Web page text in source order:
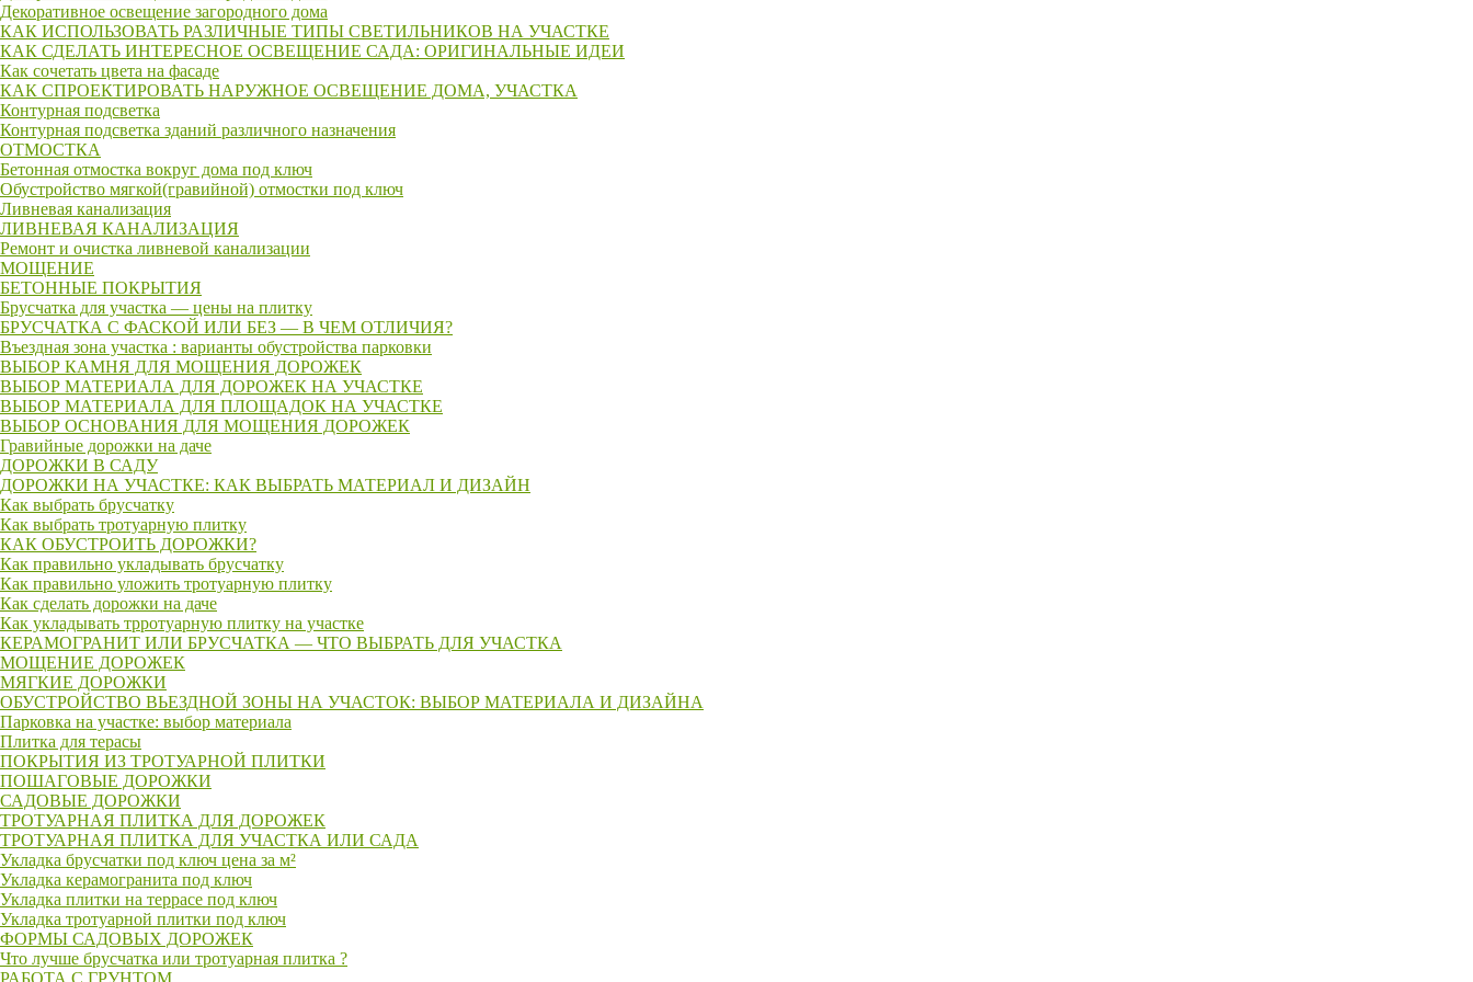
Декоративное освещение загородного дома
КАК ИСПОЛЬЗОВАТЬ РАЗЛИЧНЫЕ ТИПЫ СВЕТИЛЬНИКОВ НА УЧАСТКЕ
КАК СДЕЛАТЬ ИНТЕРЕСНОЕ ОСВЕЩЕНИЕ САДА: ОРИГИНАЛЬНЫЕ ИДЕИ
Как сочетать цвета на фасаде
КАК СПРОЕКТИРОВАТЬ НАРУЖНОЕ ОСВЕЩЕНИЕ ДОМА, УЧАСТКА
Контурная подсветка
Контурная подсветка зданий различного назначения
ОТМОСТКА
Бетонная отмостка вокруг дома под ключ
Обустройство мягкой(гравийной) отмостки под ключ
Ливневая канализация
ЛИВНЕВАЯ КАНАЛИЗАЦИЯ
Ремонт и очистка ливневой канализации
МОЩЕНИЕ
БЕТОННЫЕ ПОКРЫТИЯ
Брусчатка для участка — цены на плитку
БРУСЧАТКА С ФАСКОЙ ИЛИ БЕЗ — В ЧЕМ ОТЛИЧИЯ?
Въездная зона участка : варианты обустройства парковки
ВЫБОР КАМНЯ ДЛЯ МОЩЕНИЯ ДОРОЖЕК
ВЫБОР МАТЕРИАЛА ДЛЯ ДОРОЖЕК НА УЧАСТКЕ
ВЫБОР МАТЕРИАЛА ДЛЯ ПЛОЩАДОК НА УЧАСТКЕ
ВЫБОР ОСНОВАНИЯ ДЛЯ МОЩЕНИЯ ДОРОЖЕК
Гравийные дорожки на даче
ДОРОЖКИ В САДУ
ДОРОЖКИ НА УЧАСТКЕ: КАК ВЫБРАТЬ МАТЕРИАЛ И ДИЗАЙН
Как выбрать брусчатку
Как выбрать тротуарную плитку
КАК ОБУСТРОИТЬ ДОРОЖКИ?
Как правильно укладывать брусчатку
Как правильно уложить тротуарную плитку
Как сделать дорожки на даче
Как укладывать трротуарную плитку на участке
КЕРАМОГРАНИТ ИЛИ БРУСЧАТКА — ЧТО ВЫБРАТЬ ДЛЯ УЧАСТКА
МОЩЕНИЕ ДОРОЖЕК
МЯГКИЕ ДОРОЖКИ
ОБУСТРОЙСТВО ВЬЕЗДНОЙ ЗОНЫ НА УЧАСТОК: ВЫБОР МАТЕРИАЛА И ДИЗАЙНА
Парковка на участке: выбор материала
Плитка для терасы
ПОКРЫТИЯ ИЗ ТРОТУАРНОЙ ПЛИТКИ
ПОШАГОВЫЕ ДОРОЖКИ
САДОВЫЕ ДОРОЖКИ
ТРОТУАРНАЯ ПЛИТКА ДЛЯ ДОРОЖЕК
ТРОТУАРНАЯ ПЛИТКА ДЛЯ УЧАСТКА ИЛИ САДА
Укладка брусчатки под ключ цена за м²
Укладка керамогранита под ключ
Укладка плитки на террасе под ключ
Укладка тротуарной плитки под ключ
ФОРМЫ САДОВЫХ ДОРОЖЕК
Что лучше брусчатка или тротуарная плитка ?
РАБОТА С ГРУНТОМ